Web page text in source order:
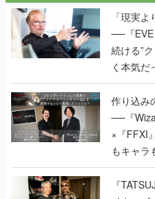
「現実
──『
続ける”
く本気だ
作り込み
──『
×『FFXI
もキャラ
で作り込
く
『